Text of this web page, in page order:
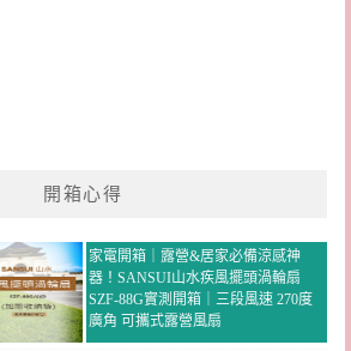
開箱心得
家電開箱｜露營&居家必備涼感神
器！SANSUI山水疾風擺頭渦輪扇
SZF-88G實測開箱｜三段風速 270度
廣角 可攜式露營風扇